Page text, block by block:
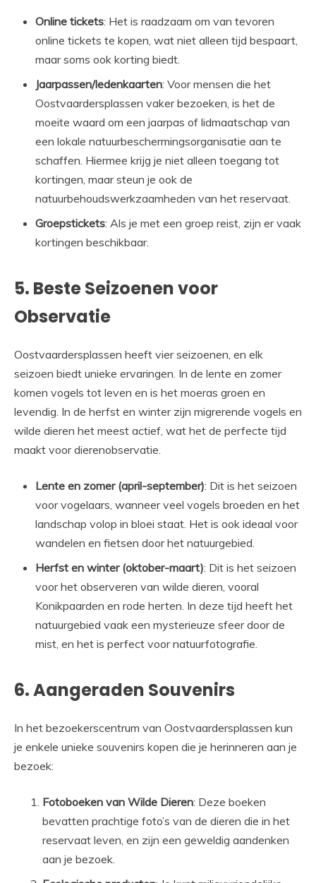
Online tickets: Het is raadzaam om van tevoren
online tickets te kopen, wat niet alleen tijd bespaart,
maar soms ook korting biedt.
Jaarpassen/ledenkaarten: Voor mensen die het
Oostvaardersplassen vaker bezoeken, is het de
moeite waard om een jaarpas of lidmaatschap van
een lokale natuurbeschermingsorganisatie aan te
schaffen. Hiermee krijg je niet alleen toegang tot
kortingen, maar steun je ook de
natuurbehoudswerkzaamheden van het reservaat.
Groepstickets: Als je met een groep reist, zijn er vaak
kortingen beschikbaar.
5. Beste Seizoenen voor
Observatie
Oostvaardersplassen heeft vier seizoenen, en elk
seizoen biedt unieke ervaringen. In de lente en zomer
komen vogels tot leven en is het moeras groen en
levendig. In de herfst en winter zijn migrerende vogels en
wilde dieren het meest actief, wat het de perfecte tijd
maakt voor dierenobservatie.
Lente en zomer (april-september): Dit is het seizoen
voor vogelaars, wanneer veel vogels broeden en het
landschap volop in bloei staat. Het is ook ideaal voor
wandelen en fietsen door het natuurgebied.
Herfst en winter (oktober-maart): Dit is het seizoen
voor het observeren van wilde dieren, vooral
Konikpaarden en rode herten. In deze tijd heeft het
natuurgebied vaak een mysterieuze sfeer door de
mist, en het is perfect voor natuurfotografie.
6. Aangeraden Souvenirs
In het bezoekerscentrum van Oostvaardersplassen kun
je enkele unieke souvenirs kopen die je herinneren aan je
bezoek:
Fotoboeken van Wilde Dieren: Deze boeken
bevatten prachtige foto’s van de dieren die in het
reservaat leven, en zijn een geweldig aandenken
aan je bezoek.